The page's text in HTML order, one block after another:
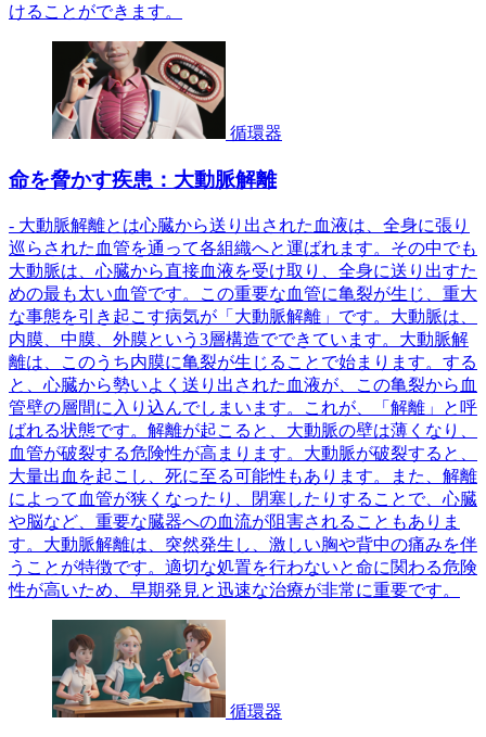
けることができます。
循環器
命を脅かす疾患：大動脈解離
- 大動脈解離とは心臓から送り出された血液は、全身に張り
巡らされた血管を通って各組織へと運ばれます。その中でも
大動脈は、心臓から直接血液を受け取り、全身に送り出すた
めの最も太い血管です。この重要な血管に亀裂が生じ、重大
な事態を引き起こす病気が「大動脈解離」です。大動脈は、
内膜、中膜、外膜という3層構造でできています。大動脈解
離は、このうち内膜に亀裂が生じることで始まります。する
と、心臓から勢いよく送り出された血液が、この亀裂から血
管壁の層間に入り込んでしまいます。これが、「解離」と呼
ばれる状態です。解離が起こると、大動脈の壁は薄くなり、
血管が破裂する危険性が高まります。大動脈が破裂すると、
大量出血を起こし、死に至る可能性もあります。また、解離
によって血管が狭くなったり、閉塞したりすることで、心臓
や脳など、重要な臓器への血流が阻害されることもありま
す。大動脈解離は、突然発生し、激しい胸や背中の痛みを伴
うことが特徴です。適切な処置を行わないと命に関わる危険
性が高いため、早期発見と迅速な治療が非常に重要です。
循環器